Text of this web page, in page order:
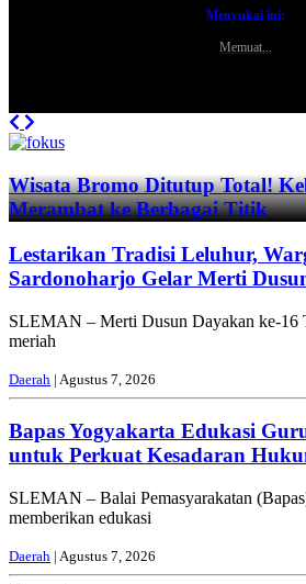
Menyukai ini:
Memuat...
Previous
Wisata Bromo Ditutup Total!
Merambat ke Berbagai Titik
Lestarikan Tradisi Leluhur,
Sardonoharjo Gelar Merti
SLEMAN – Merti Dusun Dayakan ke-16
meriah
Daerah | Agustus 7, 2026
Bapas Yogyakarta Edukasi
untuk Perkuat Kesadaran
SLEMAN – Balai Pemasyarakatan
memberikan edukasi
Daerah | Agustus 7, 2026